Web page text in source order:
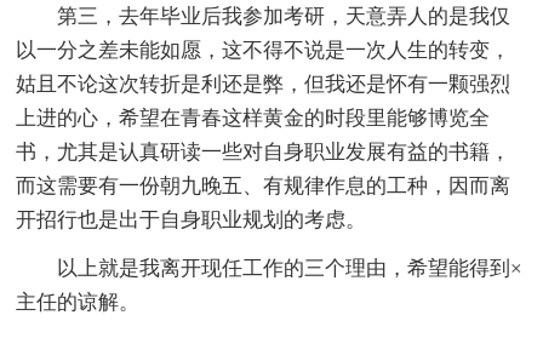
第三，去年毕业后我参加考研，天意弄人的是我仅
以一分之差未能如愿，这不得不说是一次人生的转变，
姑且不论这次转折是利还是弊，但我还是怀有一颗强烈
上进的心，希望在青春这样黄金的时段里能够博览全
书，尤其是认真研读一些对自身职业发展有益的书籍，
而这需要有一份朝九晚五、有规律作息的工种，因而离
开招行也是出于自身职业规划的考虑。
以上就是我离开现任工作的三个理由，希望能得到×
主任的谅解。